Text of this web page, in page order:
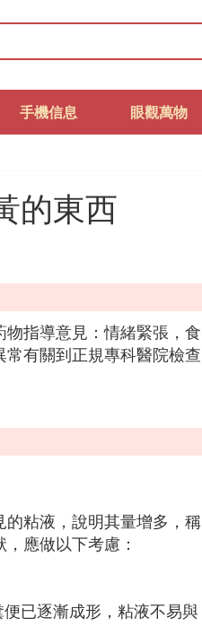
手機信息 眼觀萬物
的東西
指導意見：情緒緊張，食
有關到正規專科醫院檢查
粘液，說明其量增多，稱
應做以下考慮：
已逐漸成形，粘液不易與